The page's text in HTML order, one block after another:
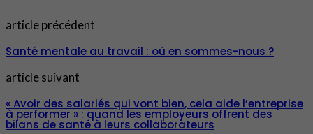
article précédent
Santé mentale au travail : où en sommes-nous ?
article suivant
« Avoir des salariés qui vont bien, cela aide l’entreprise
à performer » : quand les employeurs offrent des
bilans de santé à leurs collaborateurs